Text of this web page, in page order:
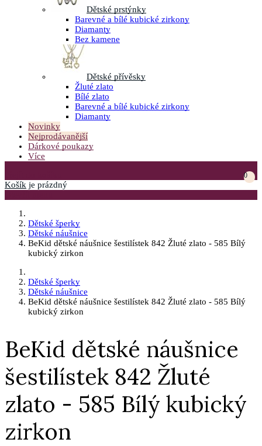
Dětské prstýnky
Barevné a bílé kubické zirkony
Diamanty
Bez kamene
Dětské přívěsky
Žluté zlato
Bílé zlato
Barevné a bílé kubické zirkony
Diamanty
Novinky
Nejprodávanější
Dárkové poukazy
Více
0
Košík je prázdný
Dětské šperky
Dětské náušnice
BeKid dětské náušnice šestilístek 842 Žluté zlato - 585 Bílý
kubický zirkon
Dětské šperky
Dětské náušnice
BeKid dětské náušnice šestilístek 842 Žluté zlato - 585 Bílý
kubický zirkon
BeKid dětské náušnice
šestilístek 842 Žluté
zlato - 585 Bílý kubický
zirkon